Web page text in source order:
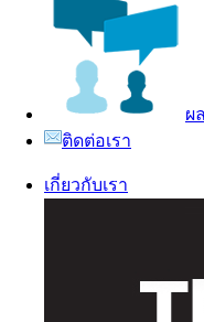
ผ
ติดต่อเรา
เกี่ยวกับเรา